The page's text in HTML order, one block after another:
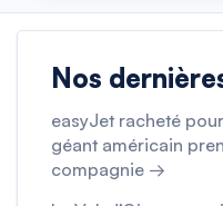
Nos
easyJet racheté
géant américain
compagnie →